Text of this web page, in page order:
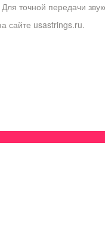
точной передачи
сайте usastrings.ru.